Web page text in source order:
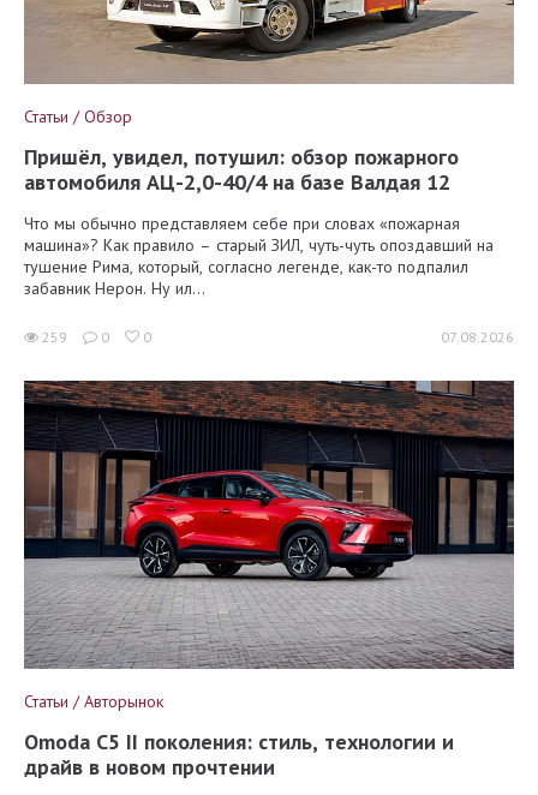
Статьи / Обзор
Пришёл, увидел, потушил: обзор пожарного
автомобиля АЦ-2,0-40/4 на базе Валдая 12
Что мы обычно представляем себе при словах «пожарная
машина»? Как правило – старый ЗИЛ, чуть-чуть опоздавший на
тушение Рима, который, согласно легенде, как-то подпалил
забавник Нерон. Ну ил...
259 0 0 07.08.2026
Статьи / Авторынок
Omoda C5 II поколения: стиль, технологии и
драйв в новом прочтении